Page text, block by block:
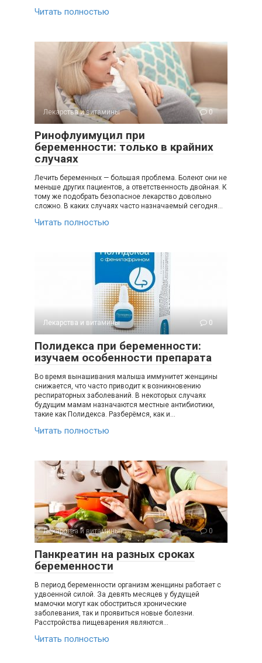
Читать полностью
Лекарства и витамины 0
Ринофлуимуцил при
беременности: только в крайних
случаях
Лечить беременных — большая проблема. Болеют они не
меньше других пациентов, а ответственность двойная. К
тому же подобрать безопасное лекарство довольно
сложно. В каких случаях часто назначаемый сегодня…
Читать полностью
Лекарства и витамины 0
Полидекса при беременности:
изучаем особенности препарата
Во время вынашивания малыша иммунитет женщины
снижается, что часто приводит к возникновению
респираторных заболеваний. В некоторых случаях
будущим мамам назначаются местные антибиотики,
такие как Полидекса. Разберёмся, как и…
Читать полностью
Лекарства и витамины 0
Панкреатин на разных сроках
беременности
В период беременности организм женщины работает с
удвоенной силой. За девять месяцев у будущей
мамочки могут как обостриться хронические
заболевания, так и проявиться новые болезни.
Расстройства пищеварения являются…
Читать полностью